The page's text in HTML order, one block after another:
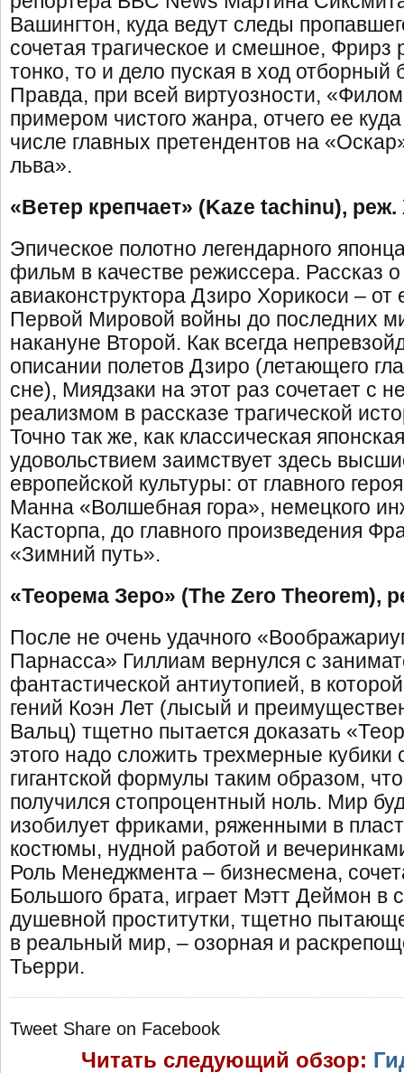
Вашингтон, куда ведут следы
сочетая трагическое и смешное, Фрирз
тонко, то и дело пуская в ход отборный
Правда, при всей виртуозности,
примером чистого жанра, отчего ее
числе главных претендентов на
льва».
«Ветер крепчает» (Kaze tachinu),
Эпическое полотно легендарного
фильм в качестве режиссера. Рассказ о
авиаконструктора Дзиро Хорикоси – от
Первой Мировой войны до последних
накануне Второй. Как всегда
описании полетов Дзиро (летающего
сне), Миядзаки на этот раз сочетает с
реализмом в рассказе трагической
Точно так же, как классическая
удовольствием заимствует здесь
европейской культуры: от главного
Манна «Волшебная гора», немецкого
Касторпа, до главного произведения
«Зимний путь».
«Теорема Зеро» (The Zero Theorem),
После не очень удачного
Парнасса» Гиллиам вернулся с
фантастической антиутопией, в
гений Коэн Лет (лысый и
Вальц) тщетно пытается доказать
этого надо сложить трехмерные кубики
гигантской формулы таким образом,
получился стопроцентный ноль. Мир
изобилует фриками, ряженными в
костюмы, нудной работой и
Роль Менеджмента – бизнесмена,
Большого брата, играет Мэтт Деймон в
душевной проститутки, тщетно
в реальный мир, – озорная и
Тьерри.
Tweet Share on Facebook
Читать следующий обзор: